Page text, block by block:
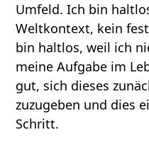
Umfeld. Ich bin
Weltkontext, kein
bin haltlos, weil ich
meine Aufgabe im
gut, sich dieses
zuzugeben und dies
Schritt.